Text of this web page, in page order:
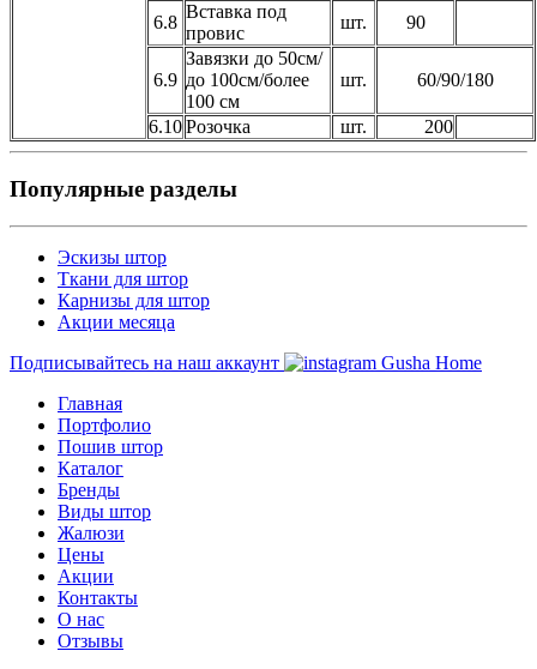
6.8
Вставка под
провис
шт. 90
6.9
Завязки до 50см/
до 100см/более
100 см
шт. 60/90/180
6.10Розочка шт. 200
Популярные разделы
Эскизы штор
Ткани для штор
Карнизы для штор
Акции месяца
Подписывайтесь на наш аккаунт
Gusha Home
Главная
Портфолио
Пошив штор
Каталог
Бренды
Виды штор
Жалюзи
Цены
Акции
Контакты
О нас
Отзывы